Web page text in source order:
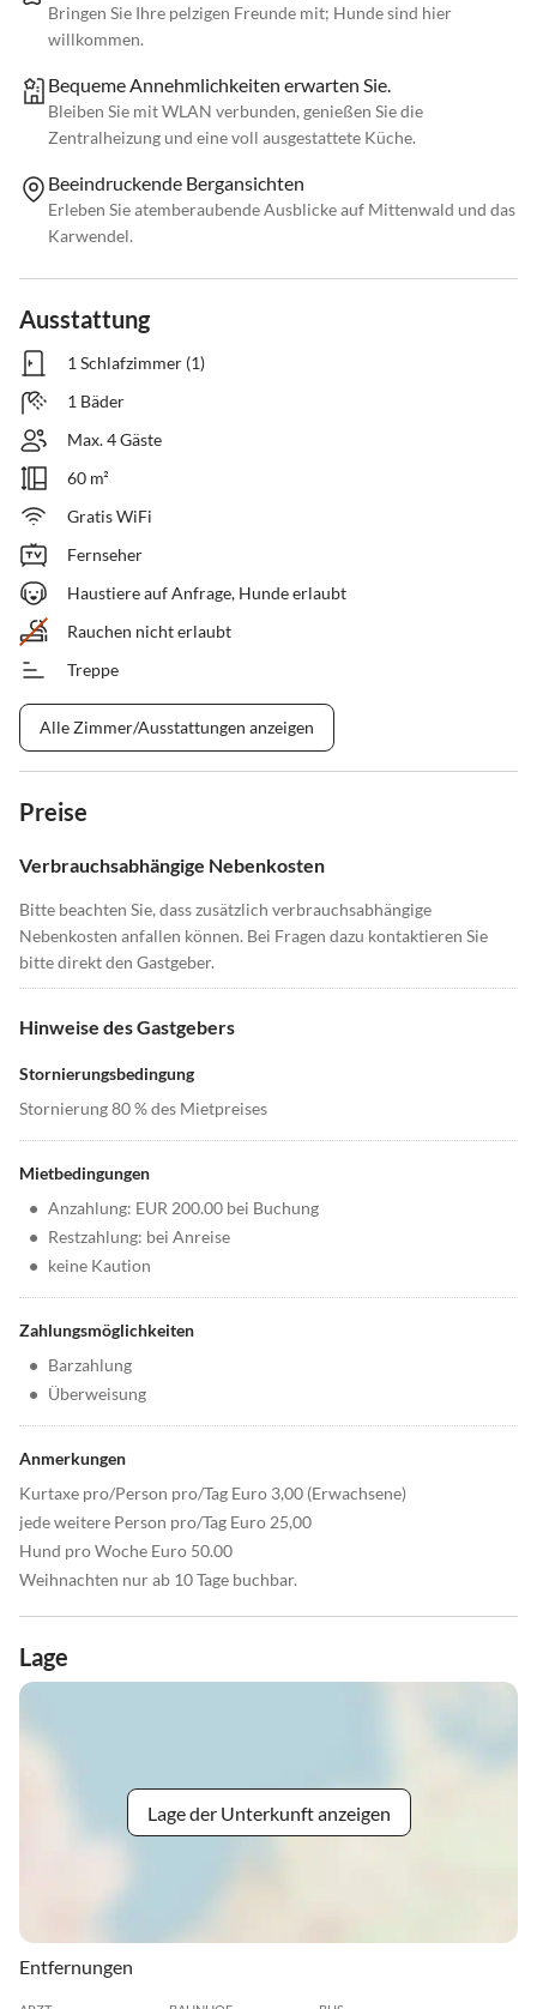
Bringen Sie Ihre pelzigen Freunde mit; Hunde sind hier
willkommen.
Bequeme Annehmlichkeiten erwarten Sie.
Bleiben Sie mit WLAN verbunden, genießen Sie die
Zentralheizung und eine voll ausgestattete Küche.
Beeindruckende Bergansichten
Erleben Sie atemberaubende Ausblicke auf Mittenwald und das
Karwendel.
Ausstattung
1 Schlafzimmer (1)
1 Bäder
Max. 4 Gäste
60 m²
Gratis WiFi
Fernseher
Haustiere auf Anfrage, Hunde erlaubt
Rauchen nicht erlaubt
Treppe
Alle Zimmer/Ausstattungen anzeigen
Preise
Verbrauchsabhängige Nebenkosten
Bitte beachten Sie, dass zusätzlich verbrauchsabhängige
Nebenkosten anfallen können. Bei Fragen dazu kontaktieren Sie
bitte direkt den Gastgeber.
Hinweise des Gastgebers
Stornierungsbedingung
Stornierung 80 % des Mietpreises
Mietbedingungen
• Anzahlung: EUR 200.00 bei Buchung
• Restzahlung: bei Anreise
• keine Kaution
Zahlungsmöglichkeiten
• Barzahlung
• Überweisung
Anmerkungen
Kurtaxe pro/Person pro/Tag Euro 3,00 (Erwachsene)
jede weitere Person pro/Tag Euro 25,00
Hund pro Woche Euro 50.00
Weihnachten nur ab 10 Tage buchbar.
Lage
Lage der Unterkunft anzeigen
Entfernungen